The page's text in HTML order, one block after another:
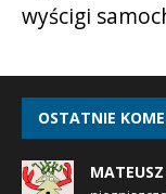
wyścigi
OSTATNIE